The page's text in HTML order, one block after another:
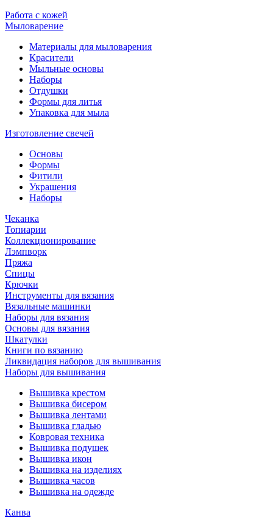
Работа с кожей
Мыловарение
Материалы для мыловарения
Красители
Мыльные основы
Наборы
Отдушки
Формы для литья
Упаковка для мыла
Изготовление свечей
Основы
Формы
Фитили
Украшения
Наборы
Чеканка
Топиарии
Коллекционирование
Лэмпворк
Пряжа
Спицы
Крючки
Инструменты для вязания
Вязальные машинки
Наборы для вязания
Основы для вязания
Шкатулки
Книги по вязанию
Ликвидация наборов для вышивания
Наборы для вышивания
Вышивка крестом
Вышивка бисером
Вышивка лентами
Вышивка гладью
Ковровая техника
Вышивка подушек
Вышивка икон
Вышивка на изделиях
Вышивка часов
Вышивка на одежде
Канва